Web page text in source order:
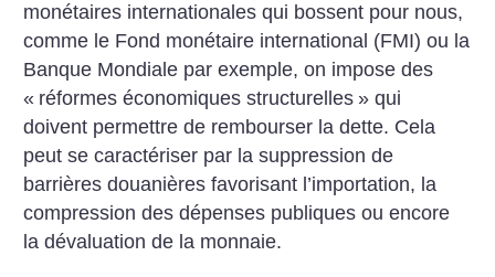
monétaires internationales qui bossent pour nous,
comme le Fond monétaire international (FMI) ou la
Banque Mondiale par exemple, on impose des
« réformes économiques structurelles » qui
doivent permettre de rembourser la dette. Cela
peut se caractériser par la suppression de
barrières douanières favorisant l’importation, la
compression des dépenses publiques ou encore
la dévaluation de la monnaie.